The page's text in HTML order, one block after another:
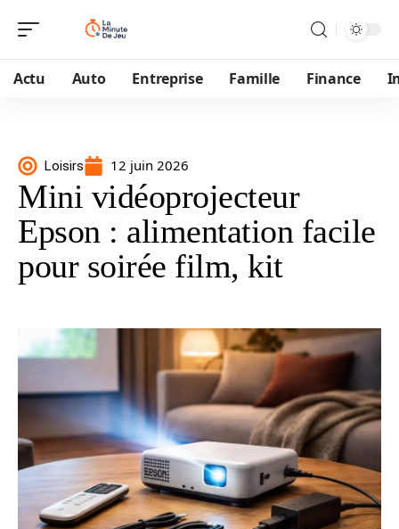
Actu Auto Entreprise Famille Finance
Loisirs 12 juin 2026
Mini vidéoprojecteur
Epson : alimentation facile
pour soirée film, kit